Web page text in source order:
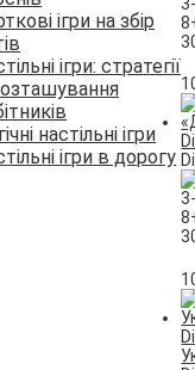
ігри на збір
ігри: стратегії
настільні ігри
ігри в дорогу